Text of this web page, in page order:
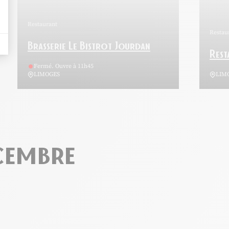
Brasserie Le Bistrot Jourdan
Fermé. Ouvre à 11h45
LIMOGES
cette page au carnet de voyage ?
Chamss 28, © Chamss28